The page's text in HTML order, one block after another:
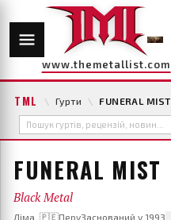
www.themetallist.com
TML \ Гурти \ FUNERAL MIST
FUNERAL MIST
Black Metal
Ліма, 🇵🇪ПеруЗаснований у 1993